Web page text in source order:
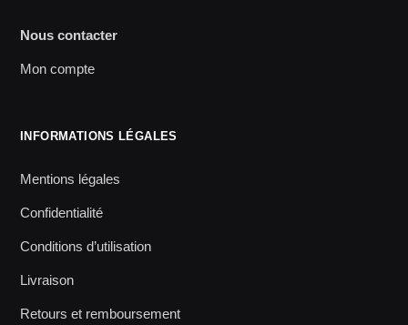
Nous contacter
Mon compte
INFORMATIONS LÉGALES
Mentions légales
Confidentialité
Conditions d’utilisation
Livraison
Retours et remboursement